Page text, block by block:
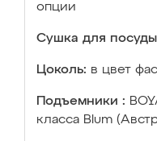
опции
Сушка для
Цоколь: в цвет
Подъемники :
класса Blum